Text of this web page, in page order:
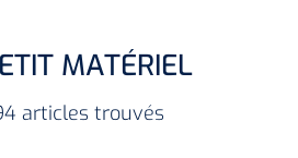
MATÉRIEL
articles trouvés